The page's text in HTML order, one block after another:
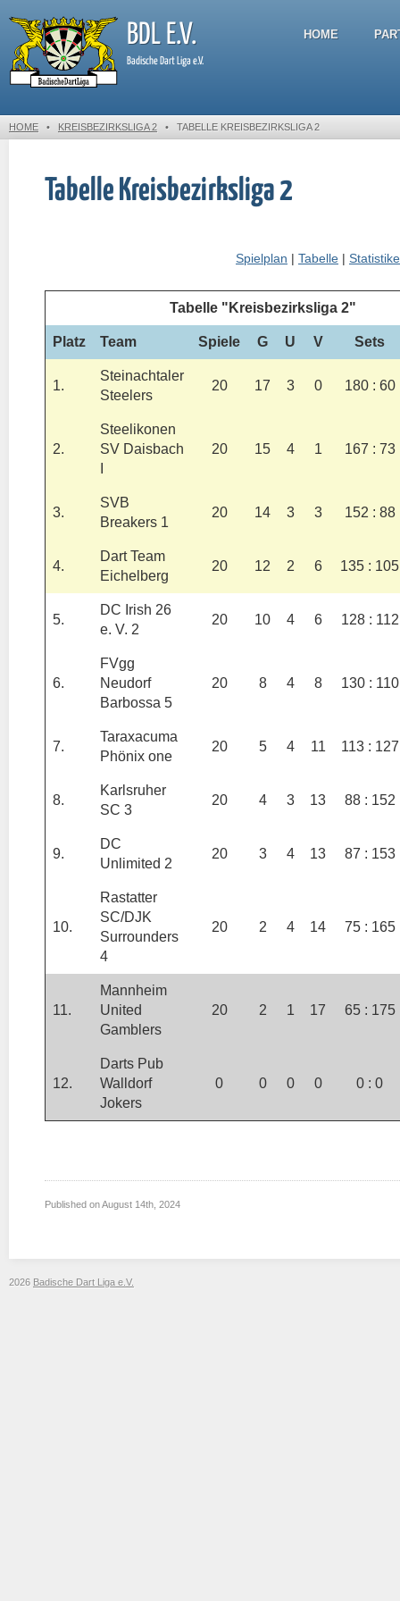
BDL E.V.
Badische Dart Liga e.V.
HOME
HOME • KREISBEZIRKSLIGA 2 • TABELLE KREISBEZIRKSLIGA 2
Tabelle Kreisbezirksliga 2
Spielplan | Tabelle |
Published onAugust 14th, 2024
2026 Badische Dart Liga e.V.